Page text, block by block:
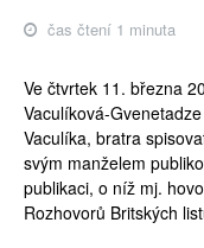
čas čtení 1 minuta
Ve čtvrtek 11. března
Vaculíková-
Vaculíka, bratra
svým manželem
publikaci, o níž mj.
Rozhovorů Britských